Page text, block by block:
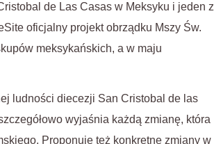
de Las Casas w Meksyku i jeden z
oficjalny projekt obrządku Mszy Św.
meksykańskich, a w maju
ludności diecezji San Cristobal de las
wyjaśnia każdą zmianę, która
Proponuje też konkretne zmiany w